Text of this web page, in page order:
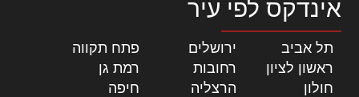
אינדקס לפי עיר
תל אביב ירושלים פתח תקווה
ראשון לציון
רחובות רמת גן
חולון
הרצליה חיפה